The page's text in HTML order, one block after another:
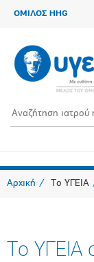
ΟΜΙΛΟΣ HHG
Αρχική Το ΥΓΕΙΑ
Το ΥΓΕΙΑ